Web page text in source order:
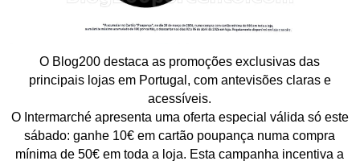
O Blog200 destaca as promoções exclusivas das
principais lojas em Portugal, com antevisões claras e
acessíveis.
O Intermarché apresenta uma oferta especial válida só este
sábado: ganhe 10€ em cartão poupança numa compra
mínima de 50€ em toda a loja. Esta campanha incentiva a